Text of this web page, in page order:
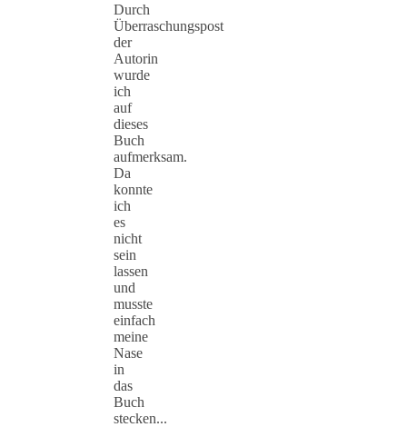
Durch
Überraschungspost
der
Autorin
wurde
ich
auf
dieses
Buch
aufmerksam.
Da
konnte
ich
es
nicht
sein
lassen
und
musste
einfach
meine
Nase
in
das
Buch
stecken...